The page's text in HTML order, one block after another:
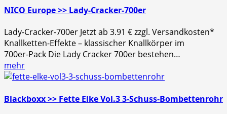
NICO Europe >> Lady-Cracker-700er
Lady-Cracker-700er Jetzt ab 3.91 € zzgl. Versandkosten*
Knallketten‑Effekte – klassischer Knallkörper im
700er‑Pack Die Lady Cracker 700er bestehen…
mehr
Blackboxx >> Fette Elke Vol.3 3-Schuss-Bombettenrohr